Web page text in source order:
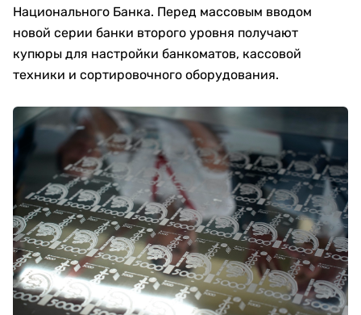
Национального Банка. Перед массовым вводом
новой серии банки второго уровня получают
купюры для настройки банкоматов, кассовой
техники и сортировочного оборудования.